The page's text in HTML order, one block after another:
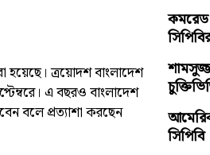
ত্রয়োদশ বাংলাদেশ
এ বছরও বাংলাদেশ
বলে প্রত্যাশা করছেন
কমরেড
সিপিবি